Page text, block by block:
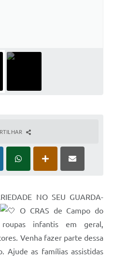
NO SEU GUARDA-
O CRAS de Campo do
infantis em geral,
Venha fazer parte dessa
Ajude as famílias assistidas